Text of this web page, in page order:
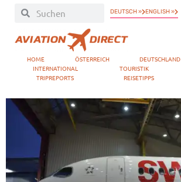
DEUTSCH » ENGLISH »
HOME ÖSTERREICH DEUTSCHLAND
INTERNATIONAL
TOURISTIK
TRIPREPORTS
REISETIPPS